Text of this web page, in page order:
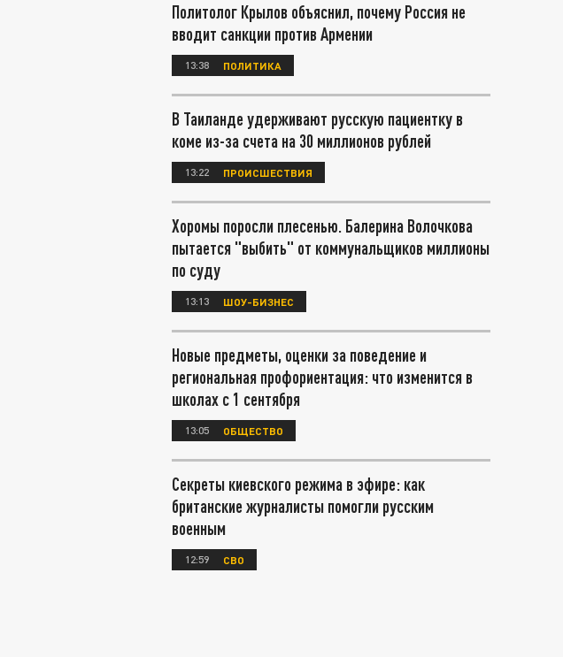
Политолог Крылов объяснил, почему Россия не
вводит санкции против Армении
13:38 ПОЛИТИКА
В Таиланде удерживают русскую пациентку в
коме из-за счета на 30 миллионов рублей
13:22 ПРОИСШЕСТВИЯ
Хоромы поросли плесенью. Балерина Волочкова
пытается "выбить" от коммунальщиков миллионы
по суду
13:13 ШОУ-БИЗНЕС
Новые предметы, оценки за поведение и
региональная профориентация: что изменится в
школах с 1 сентября
13:05 ОБЩЕСТВО
Секреты киевского режима в эфире: как
британские журналисты помогли русским
военным
12:59 СВО